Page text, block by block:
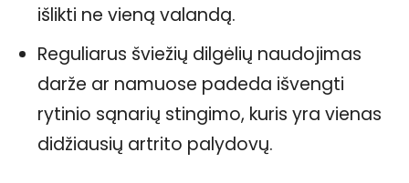
išlikti ne vieną valandą.
Reguliarus šviežių dilgėlių naudojimas
darže ar namuose padeda išvengti
rytinio sąnarių stingimo, kuris yra vienas
didžiausių artrito palydovų.